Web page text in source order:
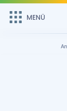
MENÜ
Remzi Hoca ile
MENÜ